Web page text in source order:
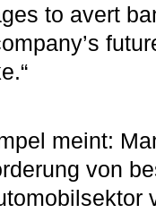
to avert
meint:
von